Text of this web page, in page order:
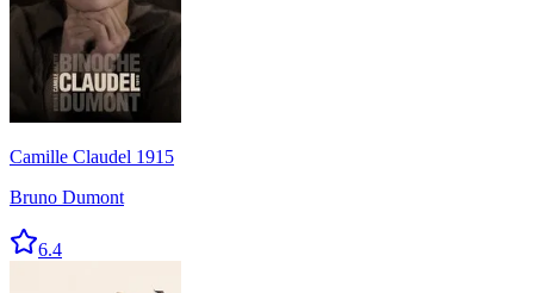
Camille Claudel 1915
Bruno Dumont
6.4